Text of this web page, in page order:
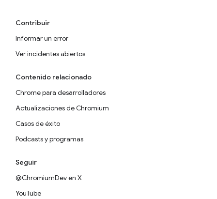
Contribuir
Informar un error
Ver incidentes abiertos
Contenido relacionado
Chrome para desarrolladores
Actualizaciones de Chromium
Casos de éxito
Podcasts y programas
Seguir
@ChromiumDev en X
YouTube